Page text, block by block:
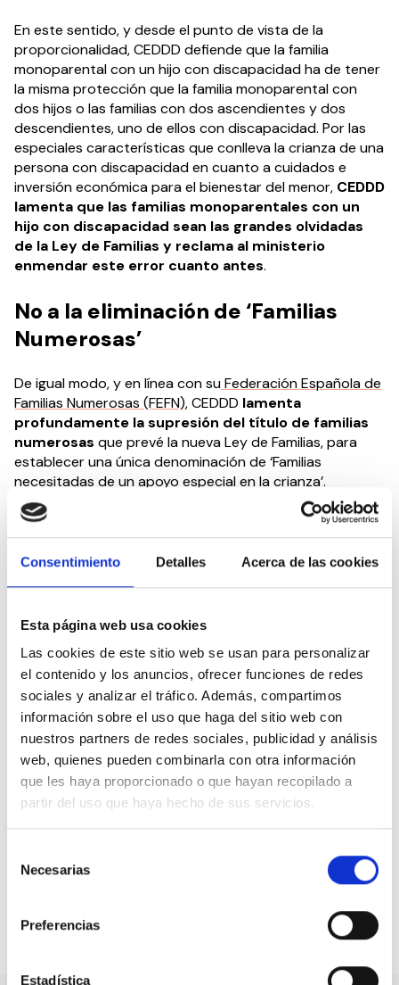
Consentimiento Detalles Acerca de las cookies
Esta página web usa cookies
Las cookies de este sitio web se usan para personalizar
el contenido y los anuncios, ofrecer funciones de redes
sociales y analizar el tráfico. Además, compartimos
información sobre el uso que haga del sitio web con
nuestros partners de redes sociales, publicidad y análisis
web, quienes pueden combinarla con otra información
que les haya proporcionado o que hayan recopilado a
partir del uso que haya hecho de sus servicios.
Necesarias
Preferencias
Estadística
En este sentido, y desde el punto de vista de la
proporcionalidad, CEDDD defiende que la familia
monoparental con un hijo con discapacidad ha de tener
la misma protección que la familia monoparental con
dos hijos o las familias con dos ascendientes y dos
descendientes, uno de ellos con discapacidad. Por las
especiales características que conlleva la crianza de una
persona con discapacidad en cuanto a cuidados e
inversión económica para el bienestar del menor, CEDDD
lamenta que las familias monoparentales con un
hijo con discapacidad sean las grandes olvidadas
de la Ley de Familias y reclama al ministerio
enmendar este error cuanto antes.
No a la eliminación de ‘Familias
Numerosas’
De igual modo, y en línea con suFederación Española de
Familias Numerosas (FEFN), CEDDD lamenta
profundamente la supresión del título de familias
numerosas que prevé la nueva Ley de Familias, para
establecer una única denominación de ‘Familias
necesitadas de un apoyo especial en la crianza’.
A este respecto, CEDDD entiende que lo que no se
nombra no existe y se suma al malestar que la iniciativa
a generado en el seno de la FEFN. Tal y como ha
explicado el presidente de la entidad, José Manuel Trigo,
socialmente aceptado, que “está reconocido por ley
más hijos tienen y hacen una especial contribución a la
sociedad es un desprecio absoluto, es un ataque
directo a las familias numerosas, porque borrar su
nombre supone querer eliminar a las familias numerosas,
borrar su existencia”, explica.
Ante tal situación, CEDDD manifiesta su apoyo total la
FEFN, con quien tiene establecido un convenido de
beneficios que reconocen a estas familias de forma
justa por su especial contribución a la sociedad.